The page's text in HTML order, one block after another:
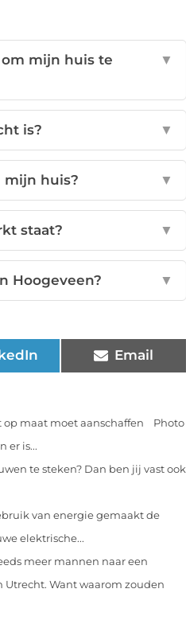
mijn huis te
▼
is? ▼
mijn huis? ▼
staat? ▼
Hoogeveen? ▼
Email
op maat moet aanschaffen ‍ Photo
er is...
te steken? Dan ben jij vast ook
van energie gemaakt de
elektrische...
meer mannen naar een
Want waarom zouden